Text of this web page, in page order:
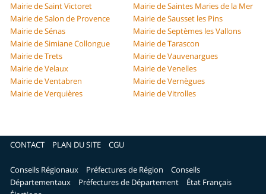
Mairie de Saint Victoret
Mairie de Saintes Maries de la Mer
Mairie de Salon de Provence
Mairie de Sausset les Pins
Mairie de Sénas
Mairie de Septèmes les Vallons
Mairie de Simiane Collongue
Mairie de Tarascon
Mairie de Trets
Mairie de Vauvenargues
Mairie de Velaux
Mairie de Venelles
Mairie de Ventabren
Mairie de Vernègues
Mairie de Verquières
Mairie de Vitrolles
CONTACT PLAN DU SITE CGU
Conseils Régionaux Préfectures de Région
Conseils
Départementaux
Préfectures de Département
État Français